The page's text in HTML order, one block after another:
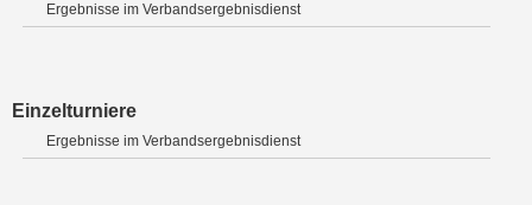
Ergebnisse im Verbandsergebnisdienst
Einzelturniere
Ergebnisse im Verbandsergebnisdienst